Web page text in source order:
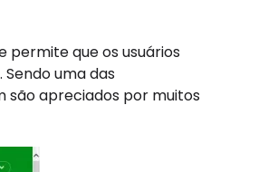
permite que os usuários
uma das
são apreciados por muitos